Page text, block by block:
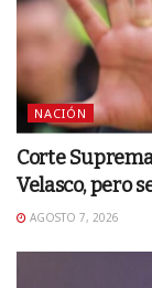
NACIÓN
Corte
Velasco, pero
AGOSTO 7, 2026